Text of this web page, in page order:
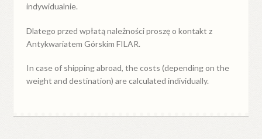
indywidualnie.
Dlatego przed wpłatą należności proszę o kontakt z
Antykwariatem Górskim FILAR.
In case of shipping abroad, the costs (depending on the
weight and destination) are calculated individually.